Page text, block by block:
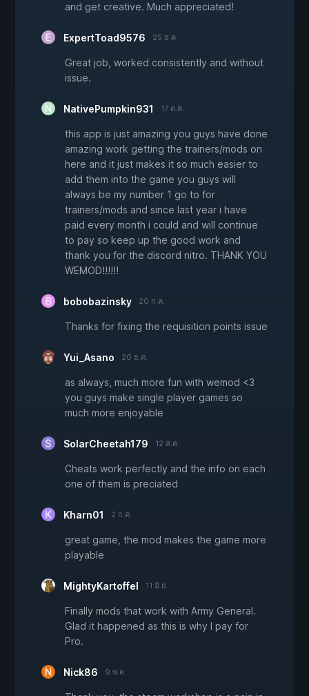
and get creative. Much appreciated!
ExpertToad9576 25 ธ.ค.
Great job, worked consistently and without
issue.
NativePumpkin931 17 ต.ค.
this app is just amazing you guys have done
amazing work getting the trainers/mods on
here and it just makes it so much easier to
add them into the game you guys will
always be my number 1 go to for
trainers/mods and since last year i have
paid every month i could and will continue
to pay so keep up the good work and
thank you for the discord nitro. THANK YOU
WEMOD!!!!!!
bobobazinsky 20 ก.ค.
Thanks for fixing the requisition points issue
Yui_Asano 20 ธ.ค.
as always, much more fun with wemod <3
you guys make single player games so
much more enjoyable
SolarCheetah179 12 ส.ค.
Cheats work perfectly and the info on each
one of them is preciated
Kharn01 2 ก.ค.
great game, the mod makes the game more
playable
MightyKartoffel 11 มิ.ย.
Finally mods that work with Army General.
Glad it happened as this is why I pay for
Pro.
Nick86 9 พ.ค.